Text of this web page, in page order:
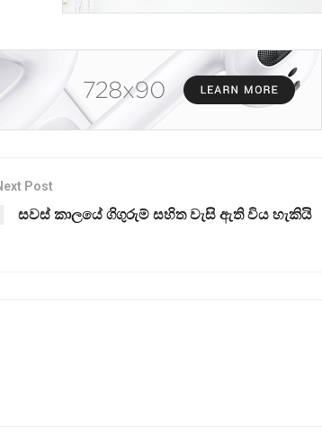
Post
සවස් කාලයේ ගිගුරුම් සහිත වැසි ඇති විය හැකියි